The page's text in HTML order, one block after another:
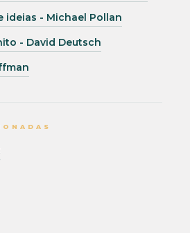
ideias - Michael Pollan
- David Deutsch